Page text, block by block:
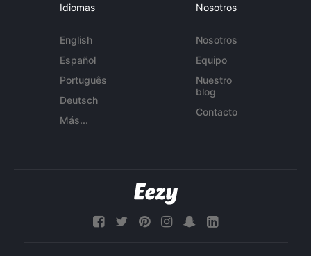
Idiomas
English
Español
Português
Deutsch
Más...
Nosotros
Nosotros
Equipo
Nuestro
blog
Contacto